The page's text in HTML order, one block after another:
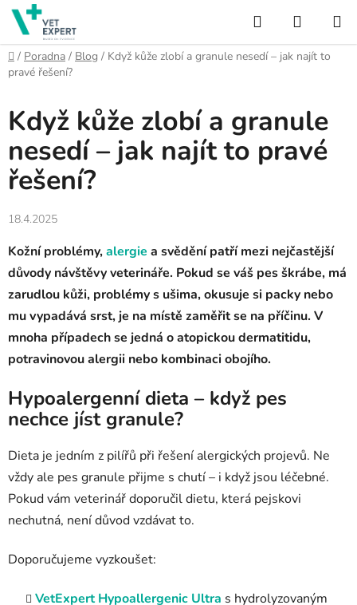
Přejít
obsah
Hledat
KOŠÍK
Domů
/ Poradna / Blog / Když kůže zlobí a granule nesedí – jak najít to
pravé řešení?
Když kůže zlobí a granule
nesedí – jak najít to pravé
řešení?
18.4.2025
Kožní problémy,alergie a svědění patří mezi nejčastější
důvody návštěvy veterináře. Pokud se váš pes škrábe, má
zarudlou kůži, problémy s ušima, okusuje si packy nebo
mu vypadává srst, je na místě zaměřit se na příčinu. V
mnoha případech se jedná o atopickou dermatitidu,
potravinovou alergii nebo kombinaci obojího.
Hypoalergenní dieta – když pes
nechce jíst granule?
Dieta je jedním z pilířů při řešení alergických projevů. Ne
vždy ale pes granule přijme s chutí – i když jsou léčebné.
Pokud vám veterinář doporučil dietu, která pejskovi
nechutná, není důvod vzdávat to.
Doporučujeme vyzkoušet:
VetExpert Hypoallergenic Ultra s hydrolyzovaným